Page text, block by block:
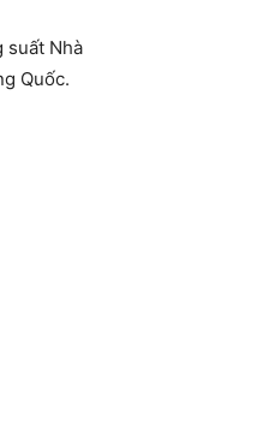
suất Nhà
Quốc.